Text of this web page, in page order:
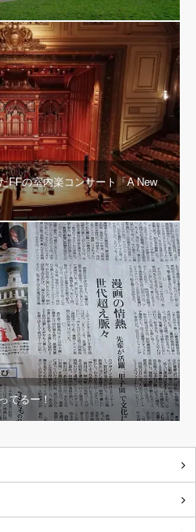
FFの室内楽コンサート「A New
てるー！